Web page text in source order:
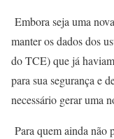
Embora seja uma
manter os dados dos
do TCE) que já
para sua segurança e
necessário gerar uma
Para quem ainda não